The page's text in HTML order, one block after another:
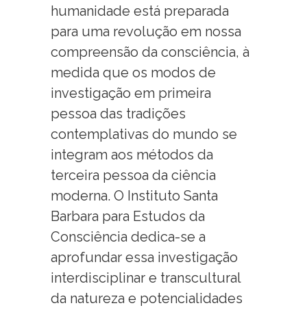
humanidade está preparada
para uma revolução em nossa
compreensão da consciência, à
medida que os modos de
investigação em primeira
pessoa das tradições
contemplativas do mundo se
integram aos métodos da
terceira pessoa da ciência
moderna. O Instituto Santa
Barbara para Estudos da
Consciência dedica-se a
aprofundar essa investigação
interdisciplinar e transcultural
da natureza e potencialidades